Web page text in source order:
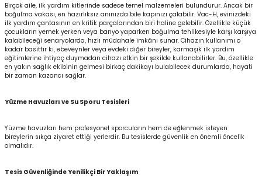
Birçok aile, ilk yardım kitlerinde sadece temel malzemeleri bulundurur. Ancak bir
boğulma vakası, en hazırlıksız anınızda bile kapınızı çalabilir. Vac-H, evinizdeki
ilk yardım çantasının en kritik parçalarından biri haline gelebilir. Özellikle küçük
çocukların yemek yerken veya banyo yaparken boğulma tehlikesiyle karşı karşıya
kalabileceği senaryolarda, hızlı müdahale imkânı sunar. Cihazın kullanımı o
kadar basittir ki, ebeveynler veya evdeki diğer bireyler, karmaşık ilk yardım
eğitimlerine ihtiyaç duymadan cihazı etkin bir şekilde kullanabilirler. Bu, özellikle
en yakın sağlık ekibinin gelmesi birkaç dakikayı bulabilecek durumlarda, hayati
bir zaman kazancı sağlar.
Yüzme Havuzları ve Su Sporu Tesisleri
Yüzme havuzları hem profesyonel sporcuların hem de eğlenmek isteyen
bireylerin sıkça ziyaret ettiği yerlerdir. Bu tesislerde güvenlik en önemli öncelik
olmalıdır.
Tesis Güvenliğinde Yenilikçi Bir Yaklaşım